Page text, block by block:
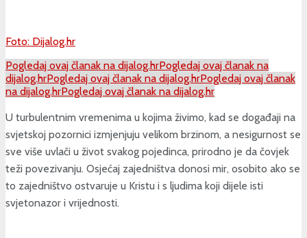
Foto: Dijalog.hr
Pogledaj ovaj članak na dijalog.hrPogledaj ovaj članak na
dijalog.hrPogledaj ovaj članak na dijalog.hrPogledaj ovaj članak
na dijalog.hrPogledaj ovaj članak na dijalog.hr
U turbulentnim vremenima u kojima živimo, kad se događaji na
svjetskoj pozornici izmjenjuju velikom brzinom, a nesigurnost se
sve više uvlači u život svakog pojedinca, prirodno je da čovjek
teži povezivanju. Osjećaj zajedništva donosi mir, osobito ako se
to zajedništvo ostvaruje u Kristu i s ljudima koji dijele isti
svjetonazor i vrijednosti.